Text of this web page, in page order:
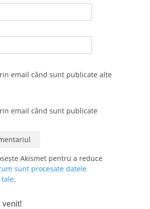
email când sunt publicate alte
email când sunt publicate
Akismet pentru a reduce
sunt procesate datele
.
venit!